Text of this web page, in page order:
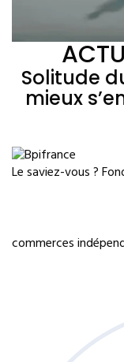
Solitude
mieux
Le saviez-vous ?
commerces